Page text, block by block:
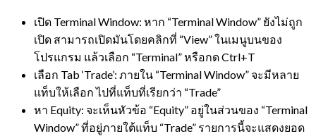
เปิด Terminal Window: หาก “Terminal Window” ยังไม่ถูก
เปิด สามารถเปิดมันโดยคลิกที่ “View” ในเมนูบนของ
โปรแกรม แล้วเลือก “Terminal” หรือกด Ctrl+T
เลือก Tab ‘Trade’: ภายใน “Terminal Window” จะมีหลาย
แท็บให้เลือก ไปที่แท็บที่เรียกว่า “Trade”
หา Equity: จะเห็นหัวข้อ “Equity” อยู่ในส่วนของ “Terminal
Window” ที่อยู่ภายใต้แท็บ “Trade” รายการนี้จะแสดงยอด